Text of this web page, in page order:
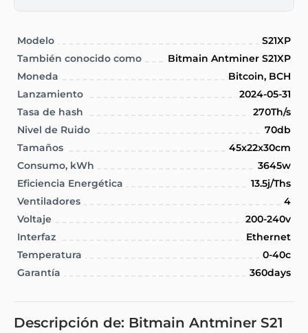
Modelo
S21XP
También conocido como
Bitmain Antminer S21XP
Moneda
Bitcoin, BCH
Lanzamiento
2024-05-31
Tasa de hash
270Th/s
Nivel de Ruido
70db
Tamaños
45x22x30cm
Consumo, kWh
3645w
Eficiencia Energética
13.5j/Ths
Ventiladores
4
Voltaje
200-240v
Interfaz
Ethernet
Temperatura
0-40c
Garantía
360days
Descripción de: Bitmain Antminer S21